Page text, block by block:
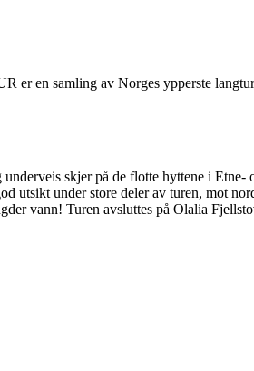
er en samling av Norges ypperste
skjer på de flotte hyttene i
utsikt under store deler av turen, mot
vann! Turen avsluttes på Olalia